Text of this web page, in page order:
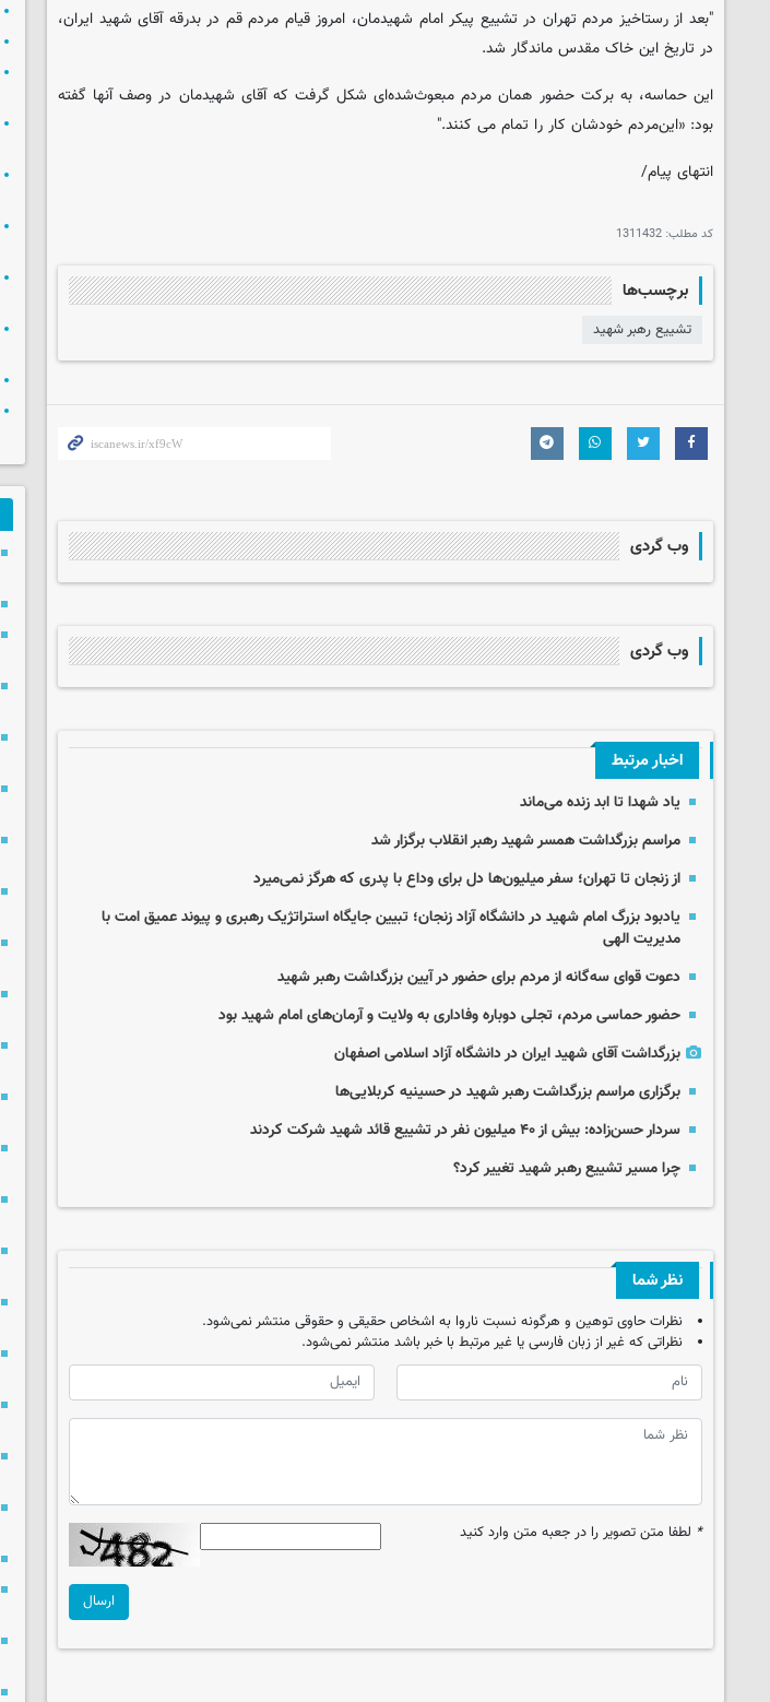
"بعد از رستاخیز مردم تهران در تشییع پیکر امام‌ شهیدمان، امروز قیام مردم قم در بدرقه آقای شهید ایران،
در تاریخ این خاک مقدس ماندگار شد.
این حماسه، به برکت حضور همان ‌مردم ‌مبعوث‌شده‌ای شکل گرفت که آقای شهیدمان در وصف آنها گفته
بود: «این‌مردم خودشان کار را تمام‌ می کنند."
انتهای پیام/
کد مطلب: 1311432
برچسب‌ها
تشییع رهبر شهید
وب گردی
وب گردی
اخبار مرتبط
یاد شهدا تا ابد زنده می‌ماند
مراسم بزرگداشت همسر شهید رهبر انقلاب برگزار شد
از زنجان تا تهران؛ سفر میلیون‌ها دل برای وداع با پدری که هرگز نمی‌میرد
یادبود بزرگ امام شهید در دانشگاه آزاد زنجان؛ تبیین جایگاه استراتژیک رهبری و پیوند عمیق امت با
مدیریت الهی
دعوت قوای سه‌گانه از مردم برای حضور در آیین بزرگداشت رهبر شهید
حضور حماسی مردم، تجلی دوباره وفاداری به ولایت و آرمان‌های امام شهید بود
بزرگداشت آقای شهید ایران در دانشگاه آزاد اسلامی اصفهان
برگزاری مراسم بزرگداشت رهبر شهید در حسینیه کربلایی‌ها
سردار حسن‌زاده: بیش از ۴۰ میلیون نفر در تشییع قائد شهید شرکت کردند
چرا مسیر تشییع رهبر شهید تغییر کرد؟
نظر شما
نظرات حاوی توهین و هرگونه نسبت ناروا به اشخاص حقیقی و حقوقی منتشر نمی‌شود.
نظراتی که غیر از زبان فارسی یا غیر مرتبط با خبر باشد منتشر نمی‌شود.
* لطفا متن تصویر را در جعبه متن وارد کنید
ارسال